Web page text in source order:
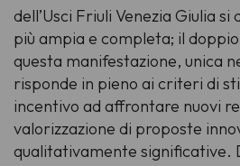
dell’Usci Friuli Venezia Giulia
più ampia e completa; il
questa manifestazione, unica
risponde in pieno ai criteri di
incentivo ad affrontare nuovi
valorizzazione di proposte
qualitativamente significative.